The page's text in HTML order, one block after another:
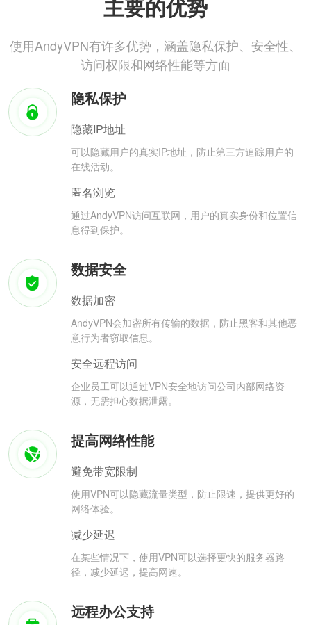
主要的优势
使用AndyVPN有许多优势，涵盖隐私保护、安全性、
访问权限和网络性能等方面
隐私保护
隐藏IP地址
可以隐藏用户的真实IP地址，防止第三方追踪用户的
在线活动。
匿名浏览
通过AndyVPN访问互联网，用户的真实身份和位置信
息得到保护。
数据安全
数据加密
AndyVPN会加密所有传输的数据，防止黑客和其他恶
意行为者窃取信息。
安全远程访问
企业员工可以通过VPN安全地访问公司内部网络资
源，无需担心数据泄露。
提高网络性能
避免带宽限制
使用VPN可以隐藏流量类型，防止限速，提供更好的
网络体验。
减少延迟
在某些情况下，使用VPN可以选择更快的服务器路
径，减少延迟，提高网速。
远程办公支持